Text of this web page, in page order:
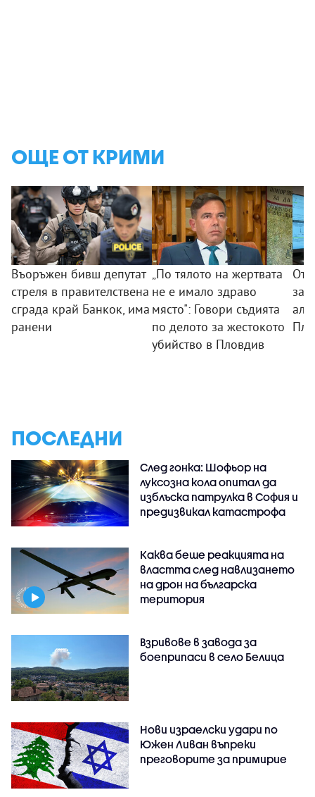
ОЩЕ ОТ КРИМИ
Въоръжен бивш депутат
стреля в правителствена
сграда край Банкок, има
ранени
„По тялото на жертвата
не е имало здраво
място": Говори съдията
по делото за жестокото
убийство в Пловдив
за
ПОСЛЕДНИ
След гонка: Шофьор на
луксозна кола опитал да
изблъска патрулка в София и
предизвикал катастрофа
Каква беше реакцията на
властта след навлизането
на дрон на българска
територия
Взривове в завода за
боеприпаси в село Белица
Нови израелски удари по
Южен Ливан въпреки
преговорите за примирие